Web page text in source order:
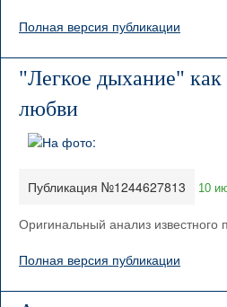
Полная версия публикации
"Легкое дыхание" как
любви
Публикация №1244627813 10
Оригинальный анализ известного
Полная версия публикации